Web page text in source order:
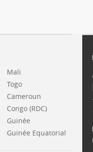
Mali
Togo
Cameroun
Congo (RDC)
Guinée
Guinée Equatorial